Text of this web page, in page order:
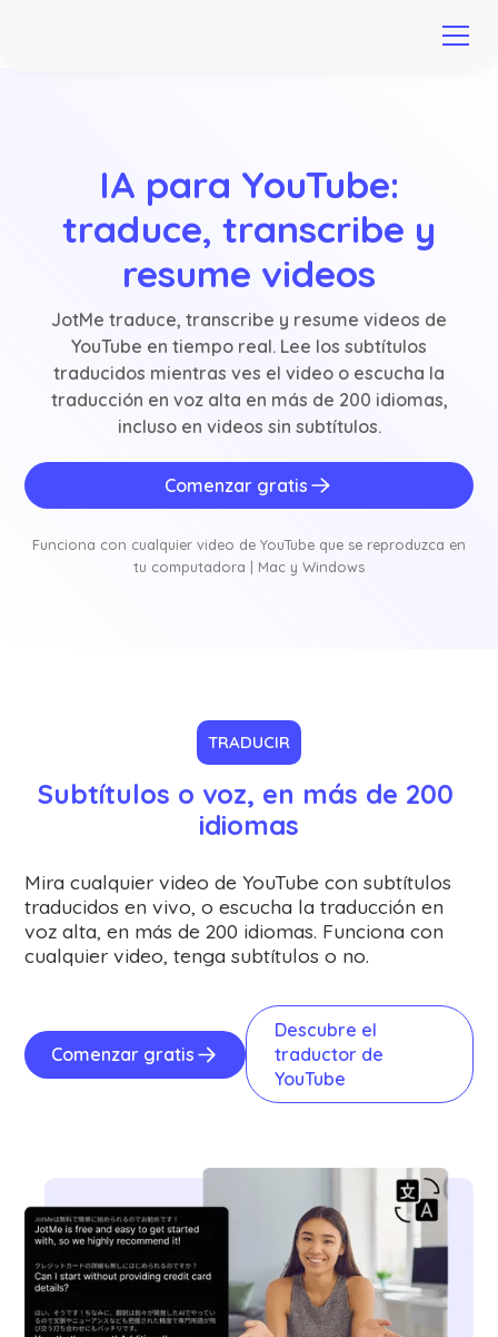
IA para YouTube:
traduce, transcribe y
resume videos
JotMe traduce, transcribe y resume videos de
YouTube en tiempo real. Lee los subtítulos
traducidos mientras ves el video o escucha la
traducción en voz alta en más de 200 idiomas,
incluso en videos sin subtítulos.
Comenzar gratis
Funciona con cualquier video de YouTube que se reproduzca en
tu computadora | Mac y Windows
TRADUCIR
Subtítulos o voz, en más de 200
idiomas
Mira cualquier video de YouTube con subtítulos
traducidos en vivo, o escucha la traducción en
voz alta, en más de 200 idiomas. Funciona con
cualquier video, tenga subtítulos o no.
Comenzar gratis
Descubre el
traductor de
YouTube